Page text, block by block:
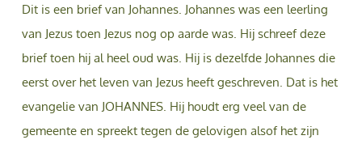
Help
Info & Contact
Giften via PayPal
Dit is een brief van Johannes. Johannes was een leerling
van Jezus toen Jezus nog op aarde was. Hij schreef deze
brief toen hij al heel oud was. Hij is dezelfde Johannes die
eerst over het leven van Jezus heeft geschreven. Dat is het
evangelie van JOHANNES. Hij houdt erg veel van de
gemeente en spreekt tegen de gelovigen alsof het zijn